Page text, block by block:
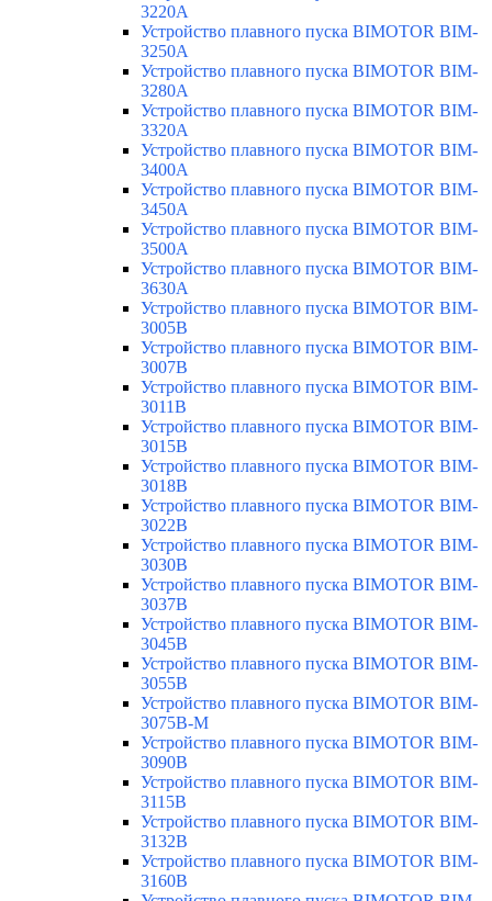
3220A
Устройство плавного пуска BIMOTOR BIM-
3250A
Устройство плавного пуска BIMOTOR BIM-
3280A
Устройство плавного пуска BIMOTOR BIM-
3320A
Устройство плавного пуска BIMOTOR BIM-
3400A
Устройство плавного пуска BIMOTOR BIM-
3450A
Устройство плавного пуска BIMOTOR BIM-
3500A
Устройство плавного пуска BIMOTOR BIM-
3630A
Устройство плавного пуска BIMOTOR BIM-
3005B
Устройство плавного пуска BIMOTOR BIM-
3007B
Устройство плавного пуска BIMOTOR BIM-
3011B
Устройство плавного пуска BIMOTOR BIM-
3015B
Устройство плавного пуска BIMOTOR BIM-
3018B
Устройство плавного пуска BIMOTOR BIM-
3022B
Устройство плавного пуска BIMOTOR BIM-
3030B
Устройство плавного пуска BIMOTOR BIM-
3037B
Устройство плавного пуска BIMOTOR BIM-
3045B
Устройство плавного пуска BIMOTOR BIM-
3055B
Устройство плавного пуска BIMOTOR BIM-
3075B-M
Устройство плавного пуска BIMOTOR BIM-
3090B
Устройство плавного пуска BIMOTOR BIM-
3115B
Устройство плавного пуска BIMOTOR BIM-
3132B
Устройство плавного пуска BIMOTOR BIM-
3160B